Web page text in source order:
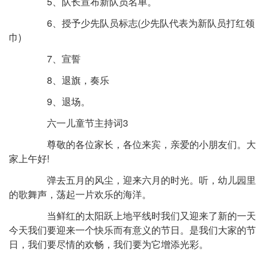
6、授予少先队员标志(少先队代表为新队员打红领
巾)
7、宣誓
8、退旗，奏乐
9、退场。
六一儿童节主持词3
尊敬的各位家长，各位来宾，亲爱的小朋友们。大
家上午好!
弹去五月的风尘，迎来六月的时光。听，幼儿园里
的歌舞声，荡起一片欢乐的海洋。
当鲜红的太阳跃上地平线时我们又迎来了新的一天
今天我们要迎来一个快乐而有意义的节日。是我们大家的节
日，我们要尽情的欢畅，我们要为它增添光彩。